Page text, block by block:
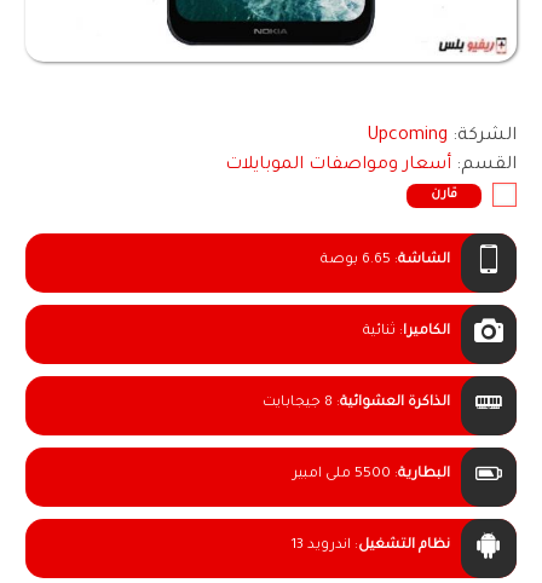
الشركة: Upcoming
القسم: أسعار ومواصفات الموبايلات
قارن
الشاشة: 6.65 بوصة
الكاميرا: ثنائية
الذاكرة العشوائية: 8 جيجابايت
البطارية: 5500 ملى امبير
نظام التشغيل: اندرويد 13